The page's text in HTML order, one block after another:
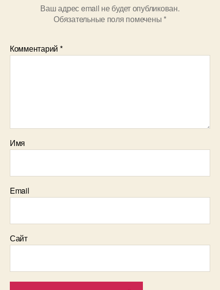
Ваш адрес email не будет опубликован.
Обязательные поля помечены *
Комментарий *
Имя
Email
Сайт